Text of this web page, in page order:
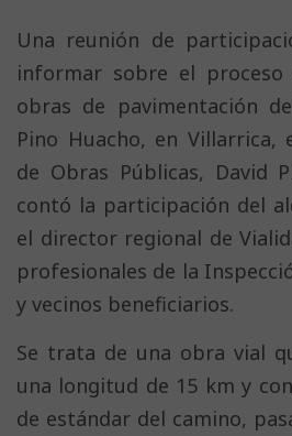
Una reunión de
informar sobre el
obras de pavimentación
Pino Huacho, en Villarrica,
de Obras Públicas, David
contó la participación del
el director regional de
profesionales de la
y vecinos beneficiarios.
Se trata de una obra vial
una longitud de 15 km y
de estándar del camino,